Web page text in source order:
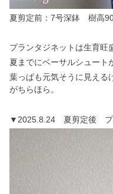
夏剪定前：7号深鉢 樹高
プランタジネットは生育旺
夏までにベーサルシュート
葉っぱも元気そうに見える
がちらほら。
▼2025.8.24 夏剪定後 プ